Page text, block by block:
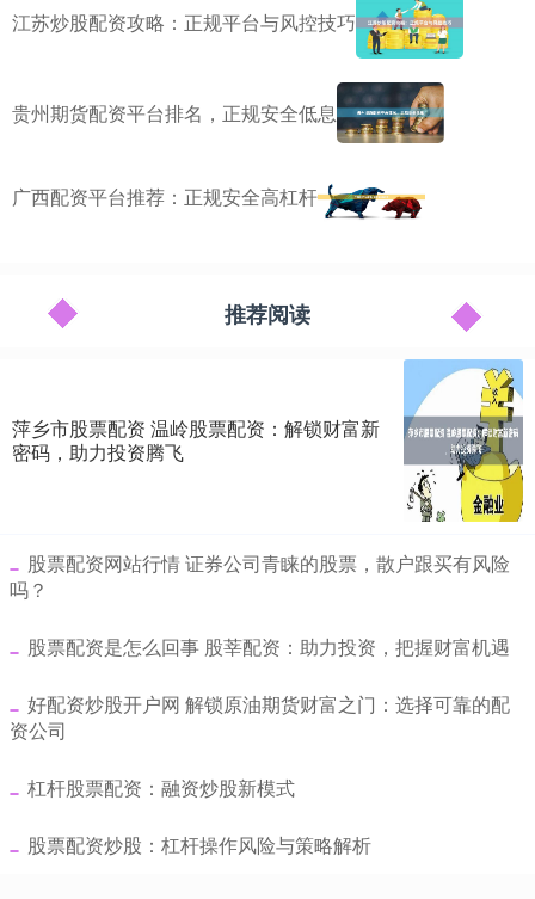
江苏炒股配资攻略：正规平台与风控技巧
贵州期货配资平台排名，正规安全低息
广西配资平台推荐：正规安全高杠杆
推荐阅读
萍乡市股票配资 温岭股票配资：解锁财富新
密码，助力投资腾飞
​股票配资网站行情 证券公司青睐的股票，散户跟买有风险
吗？
​股票配资是怎么回事 股莘配资：助力投资，把握财富机遇
​好配资炒股开户网 解锁原油期货财富之门：选择可靠的配
资公司
​杠杆股票配资：融资炒股新模式
​股票配资炒股：杠杆操作风险与策略解析